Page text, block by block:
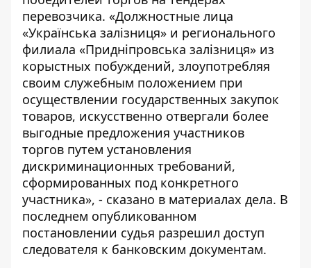
перевозчика. «Должностные лица
«Українська залізниця» и регионального
филиала «Придніпровська залізниця» из
корыстных побуждений, злоупотребляя
своим служебным положением при
осуществлении государственных закупок
товаров, искусственно отвергали более
выгодные предложения участников
торгов путем установления
дискриминационных требований,
сформированных под конкретного
участника», - сказано в материалах дела. В
последнем опубликованном
постановлении судья разрешил доступ
следователя к банковским документам.